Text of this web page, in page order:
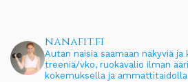
nanafit.fi
Autan naisia saamaan näkyviä
treeniä/vko, ruokavalio ilman
kokemuksella ja ammattitaidolla